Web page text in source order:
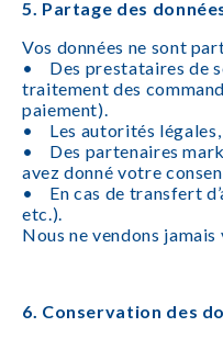
5. Partage des
Vos données ne sont
• Des prestataires de
traitement des
paiement).
• Les autorités légales,
• Des partenaires
avez donné votre
• En cas de transfert
etc.).
Nous ne vendons
6. Conservation des